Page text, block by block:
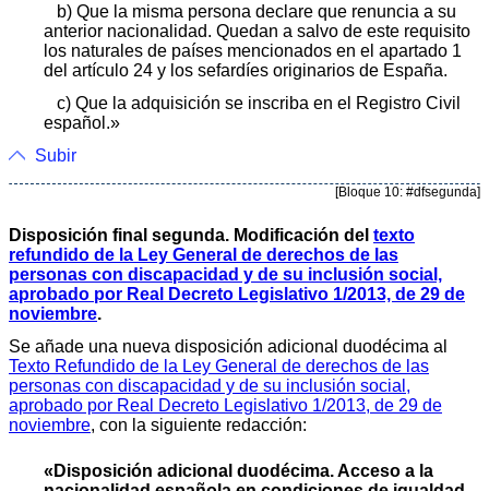
b) Que la misma persona declare que renuncia a su
anterior nacionalidad. Quedan a salvo de este requisito
los naturales de países mencionados en el apartado 1
del artículo 24 y los sefardíes originarios de España.
c) Que la adquisición se inscriba en el Registro Civil
español.»
Subir
[Bloque 10: #dfsegunda]
Disposición final segunda. Modificación del texto
refundido de la Ley General de derechos de las
personas con discapacidad y de su inclusión social,
aprobado por Real Decreto Legislativo 1/2013, de 29 de
noviembre.
Se añade una nueva disposición adicional duodécima al
Texto Refundido de la Ley General de derechos de las
personas con discapacidad y de su inclusión social,
aprobado por Real Decreto Legislativo 1/2013, de 29 de
noviembre, con la siguiente redacción:
«Disposición adicional duodécima. Acceso a la